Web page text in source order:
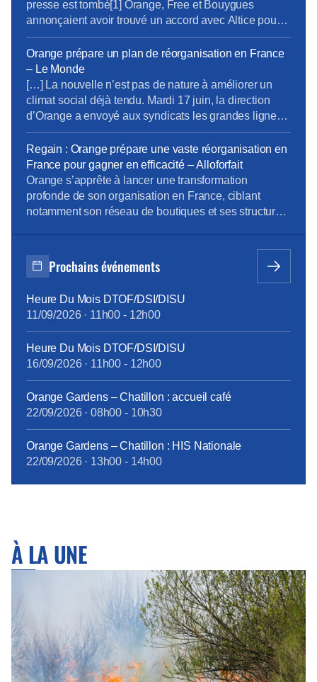
personnels n’ont été informés et consultés, aucune
discussion n’a été ouverte sur […]
presse est tombé[1] Orange, Free et Bouygues
annonçaient avoir trouvé un accord avec Altice pour
le rachat de SFR. Les clients B2B sont pour
Bouygues ainsi que le réseau mobile qu’il avait en
partage avec SFR (zone non dense), le B2C et les
fréquences seront partagées […]
Orange prépare un plan de réorganisation en France
– Le Monde
[…] La nouvelle n’est pas de nature à améliorer un
climat social déjà tendu. Mardi 17 juin, la direction
d’Orange a envoyé aux syndicats les grandes lignes
d’un chantier visant à réviser, de manière significative,
l’organisation de l’opérateur en France. […] Le
nouveau projet de réorganisation, lui, concerne 12
des 17 directions d’Orange dans l’Hexagone, où le
[…]
Regain : Orange prépare une vaste réorganisation en
France pour gagner en efficacité – Alloforfait
Orange s’apprête à lancer une transformation
profonde de son organisation en France, ciblant
notamment son réseau de boutiques et ses structures
sur des gains d’efficacité substantiels, mais cette
stratégie suscite également des inquiétudes sociales
Prochains événements
Heure Du Mois DTOF/DSI/DISU
11/09/2026· 11h00 - 12h00
Heure Du Mois DTOF/DSI/DISU
16/09/2026· 11h00 - 12h00
Orange Gardens – Chatillon : accueil café
22/09/2026· 08h00 - 10h30
Orange Gardens – Chatillon : HIS Nationale
22/09/2026· 13h00 - 14h00
À LA UNE